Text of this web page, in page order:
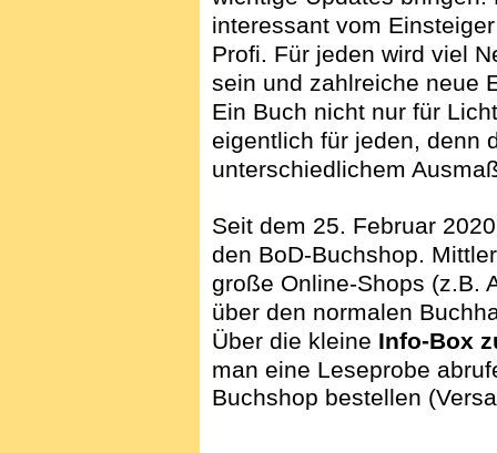
interessant vom
Profi. Für jeden wird viel
sein und zahlreiche neue
Ein Buch nicht nur für
eigentlich für jeden, denn
unterschiedlichem
Seit dem 25. Februar
den BoD-Buchshop.
große Online-Shops (z.B.
über den normalen
Über die kleine Info-Box
man eine Leseprobe
Buchshop bestellen